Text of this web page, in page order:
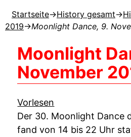
Startseite→History gesamt→
2019→Moonlight Dance, 9.
Moonlight
November
Vorlesen
Der 30. Moonlight Dance
fand von 14 bis 22 Uhr